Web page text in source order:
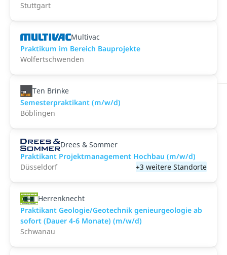
Stuttgart
Multivac
Praktikum im Bereich Bauprojekte
Wolfertschwenden
Ten Brinke
Semesterpraktikant (m/w/d)
Böblingen
Drees & Sommer
Praktikant Projektmanagement Hochbau (m/w/d)
Düsseldorf
+3 weitere Standorte
Herrenknecht
Praktikant Geologie/Geotechnik genieurgeologie ab
sofort (Dauer 4-6 Monate) (m/w/d)
Schwanau